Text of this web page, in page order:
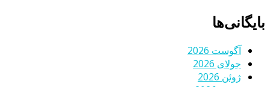
بایگانی‌ها
آگوست 2026
جولای 2026
ژوئن 2026